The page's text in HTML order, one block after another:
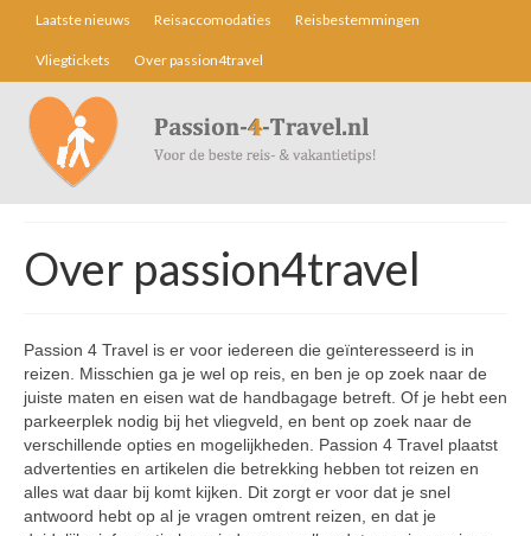
Laatste nieuws Reisaccomodaties Reisbestemmingen
Vliegtickets Over passion4travel
Over passion4travel
Passion 4 Travel is er voor iedereen die geïnteresseerd is in
reizen. Misschien ga je wel op reis, en ben je op zoek naar de
juiste maten en eisen wat de handbagage betreft. Of je hebt een
parkeerplek nodig bij het vliegveld, en bent op zoek naar de
verschillende opties en mogelijkheden. Passion 4 Travel plaatst
advertenties en artikelen die betrekking hebben tot reizen en
alles wat daar bij komt kijken. Dit zorgt er voor dat je snel
antwoord hebt op al je vragen omtrent reizen, en dat je